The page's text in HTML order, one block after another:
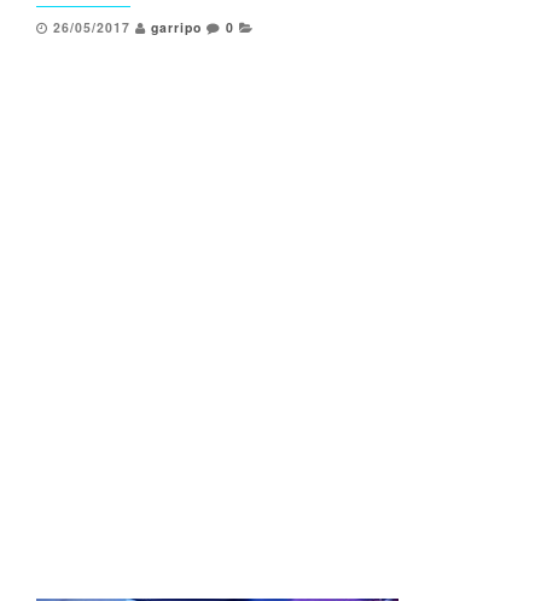
26/05/2017 garripo 0